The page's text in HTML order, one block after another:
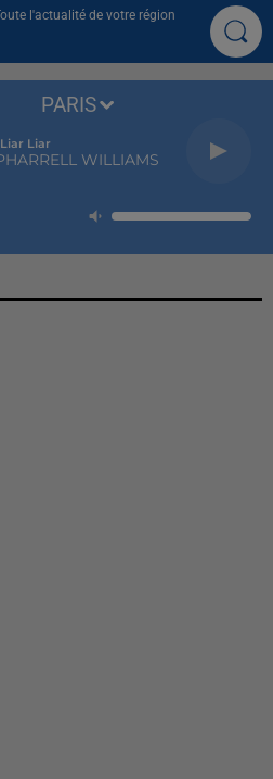
l'actualité de votre région
Liar Liar
WILLIAMS
PARIS